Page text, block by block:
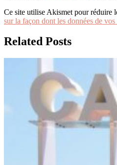
Ce site utilise Akismet pour réduire
sur la façon dont les données de
Related Posts